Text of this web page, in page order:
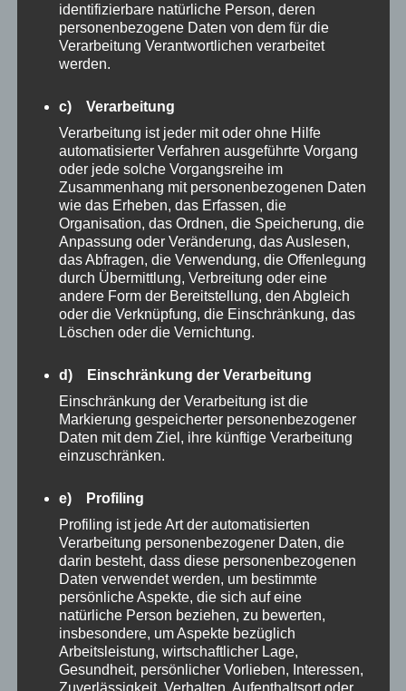
Robert Hein berät individuell Führungskräfte
aus Wirtschaft und Verbänden sowie
Entscheidungsträger und Gremien in
öffentlichen Institutionen, Ministerien,
Fraktionen und Parteien von den Kommunen
bis zur Europäischen Union. …
MehrPOLITIK
ZEITMANAGEMENT
Fühlen Sie sich manchmal überfordert und
verlieren Sie den Überblick? Arbeiten Sie nur
identifizierbare natürliche Person, deren
personenbezogene Daten von dem für die
Verarbeitung Verantwortlichen verarbeitet
werden.
c) Verarbeitung
Verarbeitung ist jeder mit oder ohne Hilfe
automatisierter Verfahren ausgeführte Vorgang
oder jede solche Vorgangsreihe im
Zusammenhang mit personenbezogenen Daten
wie das Erheben, das Erfassen, die
Organisation, das Ordnen, die Speicherung, die
Anpassung oder Veränderung, das Auslesen,
das Abfragen, die Verwendung, die Offenlegung
durch Übermittlung, Verbreitung oder eine
andere Form der Bereitstellung, den Abgleich
oder die Verknüpfung, die Einschränkung, das
Löschen oder die Vernichtung.
d) Einschränkung der Verarbeitung
Einschränkung der Verarbeitung ist die
Markierung gespeicherter personenbezogener
Daten mit dem Ziel, ihre künftige Verarbeitung
einzuschränken.
e) Profiling
Profiling ist jede Art der automatisierten
Verarbeitung personenbezogener Daten, die
darin besteht, dass diese personenbezogenen
Daten verwendet werden, um bestimmte
persönliche Aspekte, die sich auf eine
natürliche Person beziehen, zu bewerten,
insbesondere, um Aspekte bezüglich
Arbeitsleistung, wirtschaftlicher Lage,
Gesundheit, persönlicher Vorlieben, Interessen,
Zuverlässigkeit, Verhalten, Aufenthaltsort oder